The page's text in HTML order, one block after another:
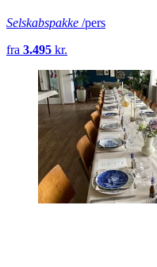
Selskabspakke /pers
fra 3.495 kr.